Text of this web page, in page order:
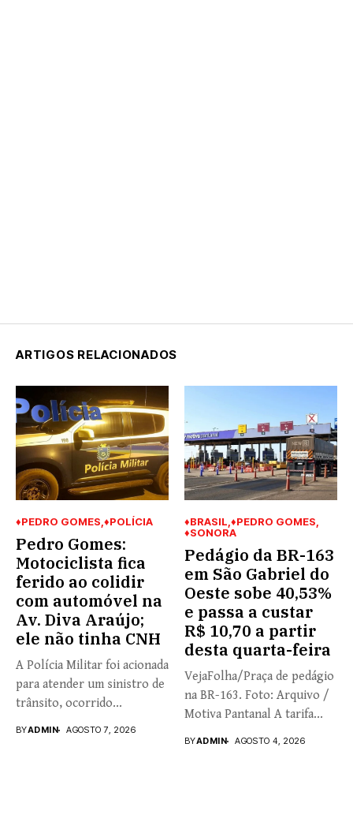
ARTIGOS RELACIONADOS
♦PEDRO GOMES ♦POLÍCIA
Pedro Gomes:
Motociclista fica
ferido ao colidir
com automóvel na
Av. Diva Araújo;
ele não tinha CNH
A Polícia Militar foi acionada
para atender um sinistro de
trânsito, ocorrido...
BYADMIN AGOSTO 7, 2026
♦BRASIL ♦PEDRO GOMES
♦SONORA
Pedágio da BR-163
em São Gabriel do
Oeste sobe 40,53%
e passa a custar
R$ 10,70 a partir
desta quarta-feira
VejaFolha/Praça de pedágio
na BR-163. Foto: Arquivo /
Motiva Pantanal A tarifa...
BYADMIN AGOSTO 4, 2026